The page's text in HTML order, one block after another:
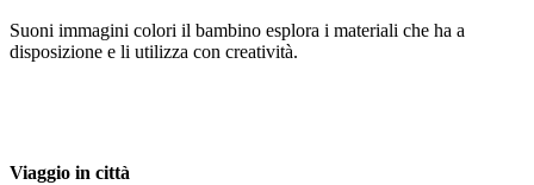
Suoni immagini colori il bambino esplora i materiali che ha a
disposizione e li utilizza con creatività.
Viaggio in città